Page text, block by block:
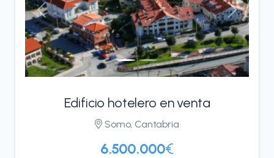
Anterior Siguiente
Edificio hotelero en venta
Somo, Cantabria
6.500.000€